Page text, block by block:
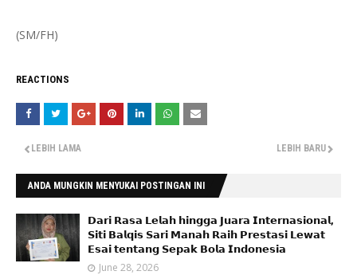
(SM/FH)
REACTIONS
LEBIH BARU
LEBIH LAMA
ANDA MUNGKIN MENYUKAI POSTINGAN INI
𝗗𝗮𝗿𝗶 𝗥𝗮𝘀𝗮 𝗟𝗲𝗹𝗮𝗵 𝗵𝗶𝗻𝗴𝗴𝗮 𝗝𝘂𝗮𝗿𝗮 𝗜𝗻𝘁𝗲𝗿𝗻𝗮𝘀𝗶𝗼𝗻𝗮𝗹,
𝗦𝗶𝘁𝗶 𝗕𝗮𝗹𝗾𝗶𝘀 𝗦𝗮𝗿𝗶 𝗠𝗮𝗻𝗮𝗵 𝗥𝗮𝗶𝗵 𝗣𝗿𝗲𝘀𝘁𝗮𝘀𝗶 𝗟𝗲𝘄𝗮𝘁
𝗘𝘀𝗮𝗶 𝘁𝗲𝗻𝘁𝗮𝗻𝗴 𝗦𝗲𝗽𝗮𝗸 𝗕𝗼𝗹𝗮 𝗜𝗻𝗱𝗼𝗻𝗲𝘀𝗶𝗮
June 28, 2026